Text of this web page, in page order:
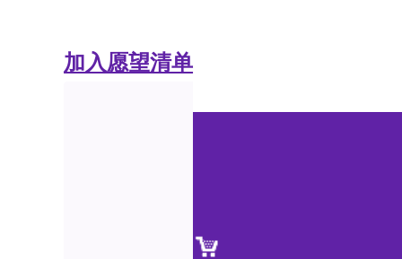
加入愿望清单